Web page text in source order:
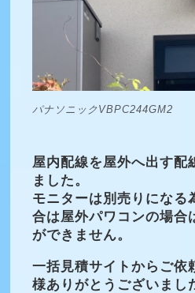
パナソニックVBPC244GM2
屋内配線を屋外へ出す配
ました。
モニターは別売りになる
合は屋外パワコンの場合
ができません。
一括見積サイトからご依
様ありがとうございまし